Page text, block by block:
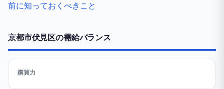
前に知っておくべきこと
京都市伏見区の需給バランス
購買力